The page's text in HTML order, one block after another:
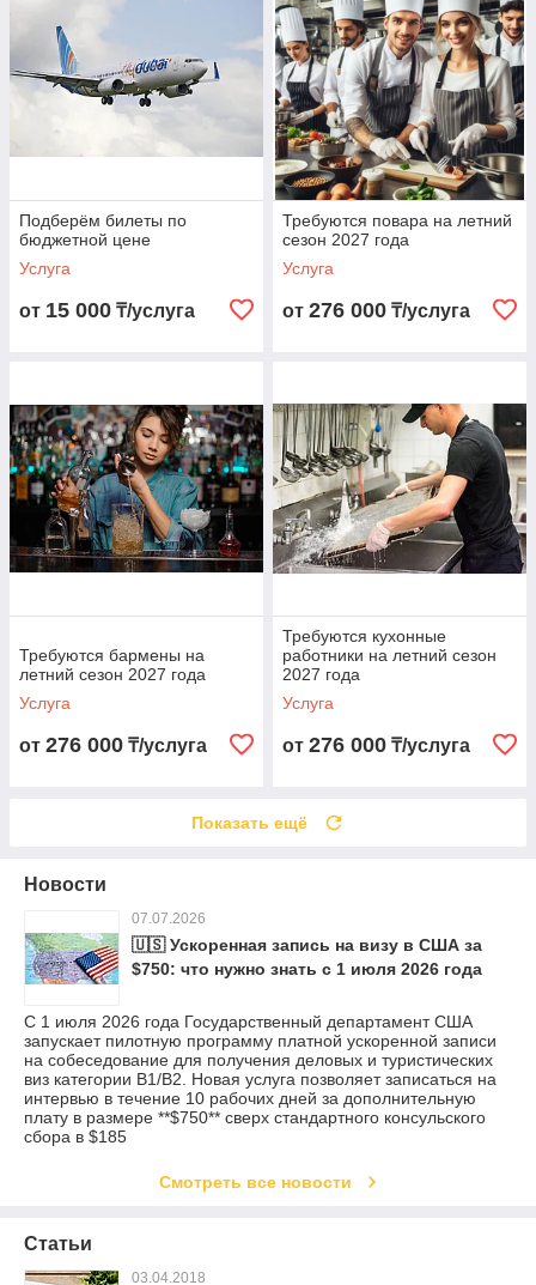
Подберём билеты по
бюджетной цене
Услуга
от 15 000 ₸/услуга
Требуются повара на летний
сезон 2027 года
Услуга
от 276 000 ₸/услуга
Требуются бармены на
летний сезон 2027 года
Услуга
от 276 000 ₸/услуга
Требуются кухонные
работники на летний сезон
2027 года
Услуга
от 276 000 ₸/услуга
Показать ещё
Новости
07.07.2026
🇺🇸 Ускоренная запись на визу в США за
$750: что нужно знать с 1 июля 2026 года
С 1 июля 2026 года Государственный департамент США
запускает пилотную программу платной ускоренной записи
на собеседование для получения деловых и туристических
виз категории B1/B2. Новая услуга позволяет записаться на
интервью в течение 10 рабочих дней за дополнительную
плату в размере **$750** сверх стандартного консульского
сбора в $185
Смотреть все новости
Статьи
03.04.2018